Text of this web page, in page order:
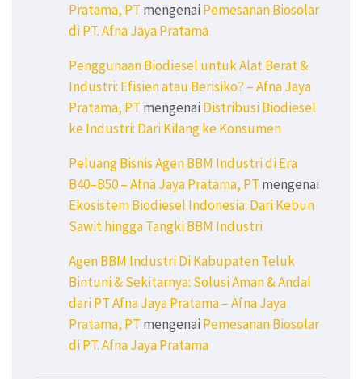
Pratama, PT mengenai Pemesanan Biosolar
di PT. Afna Jaya Pratama
Penggunaan Biodiesel untuk Alat Berat &
Industri: Efisien atau Berisiko? – Afna Jaya
Pratama, PT mengenai Distribusi Biodiesel
ke Industri: Dari Kilang ke Konsumen
Peluang Bisnis Agen BBM Industri di Era
B40–B50 – Afna Jaya Pratama, PT mengenai
Ekosistem Biodiesel Indonesia: Dari Kebun
Sawit hingga Tangki BBM Industri
Agen BBM Industri Di Kabupaten Teluk
Bintuni & Sekitarnya: Solusi Aman & Andal
dari PT Afna Jaya Pratama – Afna Jaya
Pratama, PT mengenai Pemesanan Biosolar
di PT. Afna Jaya Pratama